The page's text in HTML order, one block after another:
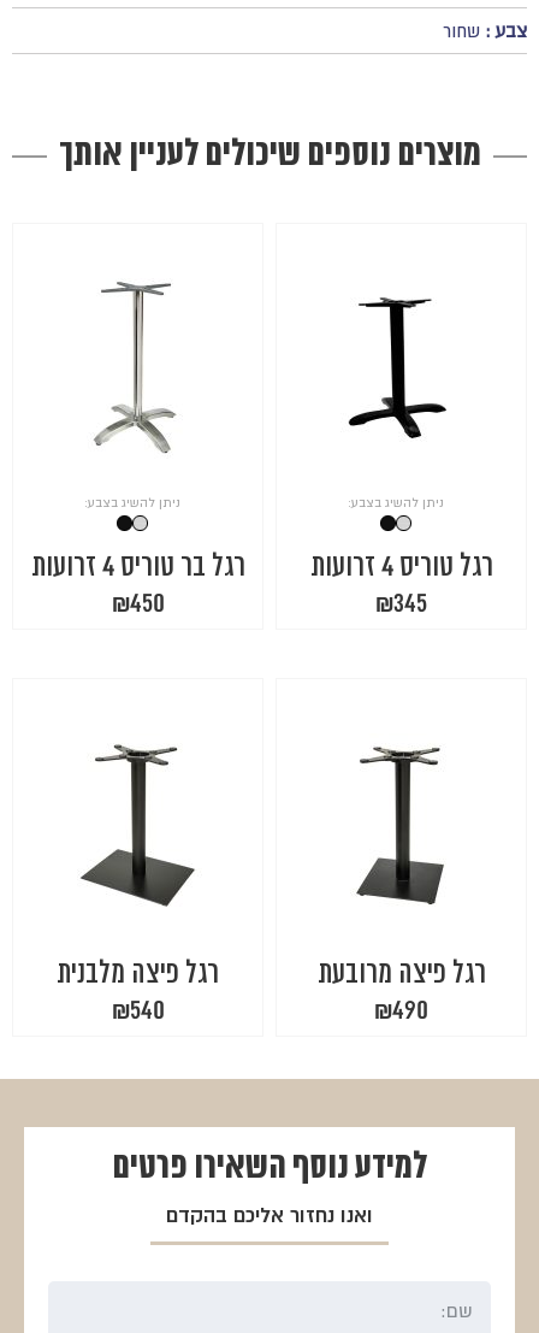
צבע : שחור
מוצרים נוספים שיכולים לעניין אותך
ניתן להשיג בצבע:
רגל טוריס 4 זרועות
₪345
ניתן להשיג בצבע:
רגל בר טוריס 4 זרועות
₪450
רגל פיצה מרובעת
₪490
רגל פיצה מלבנית
₪540
למידע נוסף השאירו פרטים
ואנו נחזור אליכם בהקדם